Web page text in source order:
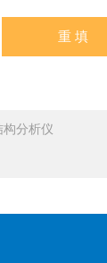
构分析仪